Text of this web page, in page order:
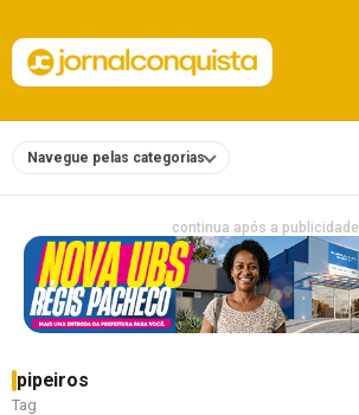
Navegue pelas categorias
continua após a publicidade
pipeiros
Tag